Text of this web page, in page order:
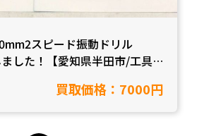
スピード振動ドリル
した！【愛知県半田市/工具
買取価格：7000円